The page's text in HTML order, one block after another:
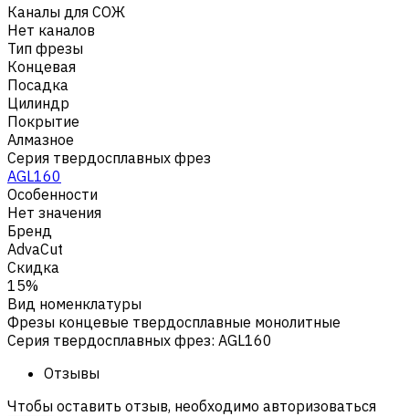
Каналы для СОЖ
Нет каналов
Тип фрезы
Концевая
Посадка
Цилиндр
Покрытие
Алмазное
Серия твердосплавных фрез
AGL160
Особенности
Нет значения
Бренд
AdvaCut
Скидка
15%
Вид номенклатуры
Фрезы концевые твердосплавные монолитные
Серия твердосплавных фрез: AGL160
Отзывы
Чтобы оставить отзыв, необходимо авторизоваться